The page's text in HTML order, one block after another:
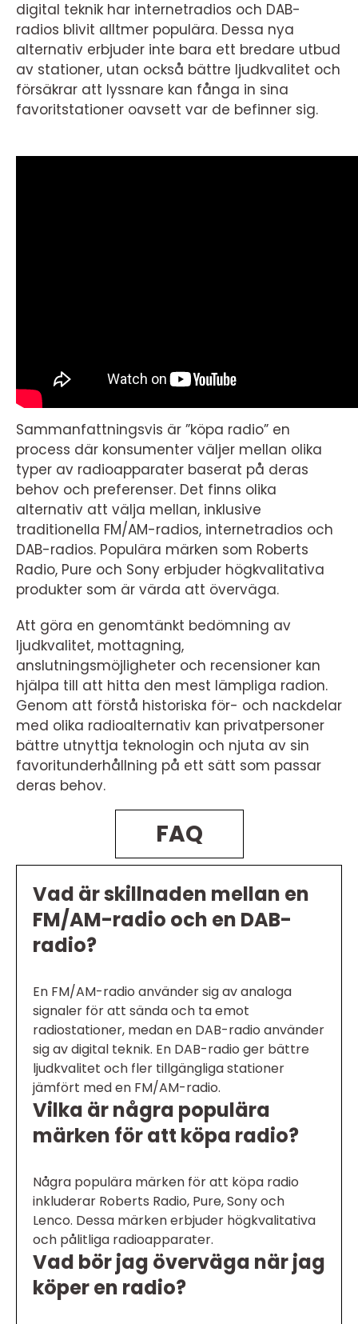
digital teknik har internetradios och DAB-
radios blivit alltmer populära. Dessa nya
alternativ erbjuder inte bara ett bredare utbud
av stationer, utan också bättre ljudkvalitet och
försäkrar att lyssnare kan fånga in sina
favoritstationer oavsett var de befinner sig.
Sammanfattningsvis är ”köpa radio” en
process där konsumenter väljer mellan olika
typer av radioapparater baserat på deras
behov och preferenser. Det finns olika
alternativ att välja mellan, inklusive
traditionella FM/AM-radios, internetradios och
DAB-radios. Populära märken som Roberts
Radio, Pure och Sony erbjuder högkvalitativa
produkter som är värda att överväga.
Att göra en genomtänkt bedömning av
ljudkvalitet, mottagning,
anslutningsmöjligheter och recensioner kan
hjälpa till att hitta den mest lämpliga radion.
Genom att förstå historiska för- och nackdelar
med olika radioalternativ kan privatpersoner
bättre utnyttja teknologin och njuta av sin
favoritunderhållning på ett sätt som passar
deras behov.
FAQ
Vad är skillnaden mellan en
FM/AM-radio och en DAB-
radio?
En FM/AM-radio använder sig av analoga
signaler för att sända och ta emot
radiostationer, medan en DAB-radio använder
sig av digital teknik. En DAB-radio ger bättre
ljudkvalitet och fler tillgängliga stationer
jämfört med en FM/AM-radio.
Vilka är några populära
märken för att köpa radio?
Några populära märken för att köpa radio
inkluderar Roberts Radio, Pure, Sony och
Lenco. Dessa märken erbjuder högkvalitativa
och pålitliga radioapparater.
Vad bör jag överväga när jag
köper en radio?